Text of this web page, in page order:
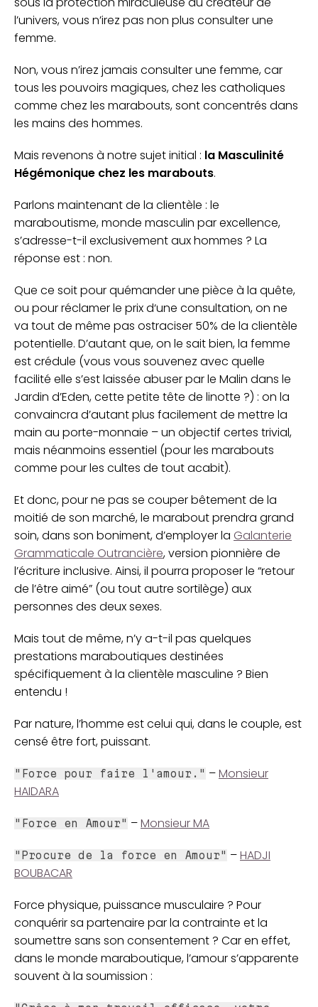
l’univers, vous n’irez pas non plus consulter une
femme.
Non, vous n’irez jamais consulter une femme, car
tous les pouvoirs magiques, chez les catholiques
comme chez les marabouts, sont concentrés dans
les mains des hommes.
Mais revenons à notre sujet initial : la Masculinité
Hégémonique chez les marabouts.
Parlons maintenant de la clientèle : le
maraboutisme, monde masculin par excellence,
s’adresse-t-il exclusivement aux hommes ? La
réponse est : non.
Que ce soit pour quémander une pièce à la quête,
ou pour réclamer le prix d‘une consultation, on ne
va tout de même pas ostraciser 50% de la clientèle
potentielle. D’autant que, on le sait bien, la femme
est crédule (vous vous souvenez avec quelle
facilité elle s’est laissée abuser par le Malin dans le
Jardin d’Eden, cette petite tête de linotte ?) : on la
convaincra d’autant plus facilement de mettre la
main au porte-monnaie – un objectif certes trivial,
mais néanmoins essentiel (pour les marabouts
comme pour les cultes de tout acabit).
Et donc, pour ne pas se couper bêtement de la
moitié de son marché, le marabout prendra grand
soin, dans son boniment, d’employer la Galanterie
Grammaticale Outrancière, version pionnière de
l’écriture inclusive. Ainsi, il pourra proposer le “retour
de l’être aimé” (ou tout autre sortilège) aux
personnes des deux sexes.
Mais tout de même, n’y a-t-il pas quelques
prestations maraboutiques destinées
spécifiquement à la clientèle masculine ? Bien
entendu !
Par nature, l’homme est celui qui, dans le couple, est
censé être fort, puissant.
"Force pour faire l'amour." –Monsieur
HAIDARA
"Force en Amour" –Monsieur MA
"Procure de la force en Amour" –HADJI
BOUBACAR
Force physique, puissance musculaire ? Pour
conquérir sa partenaire par la contrainte et la
soumettre sans son consentement ? Car en effet,
dans le monde maraboutique, l’amour s’apparente
souvent à la soumission :